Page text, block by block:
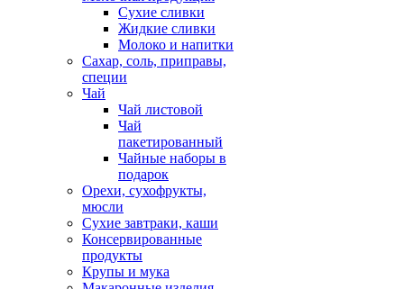
Сухие сливки
Жидкие сливки
Молоко и напитки
Сахар, соль, приправы,
специи
Чай
Чай листовой
Чай
пакетированный
Чайные наборы в
подарок
Орехи, сухофрукты,
мюсли
Сухие завтраки, каши
Консервированные
продукты
Крупы и мука